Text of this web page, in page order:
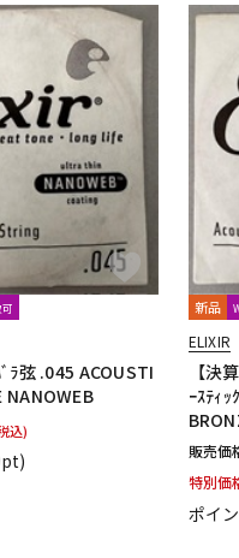
ﾗ弦 .045 ACOUSTI
NANOWEB
込)
新品
ELIXIR
【決
ｰｽﾃｨ
販売価
特別価
ポイ